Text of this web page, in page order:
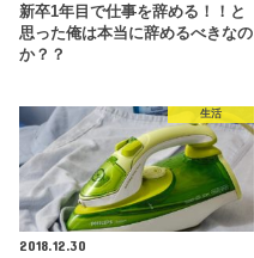
新卒1年目で仕事を辞める！！と
思った俺は本当に辞めるべきなの
か？？
生活
2018.12.30